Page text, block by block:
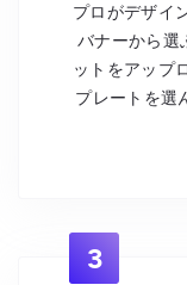
プロがデザイ
バナーから選
ットをアップ
プレートを選
3